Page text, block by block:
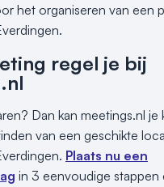
zee
het organiseren van een
regel je bij
Dan kan meetings.nl je
van een geschikte
Plaats nu een
in 3 eenvoudige stappen